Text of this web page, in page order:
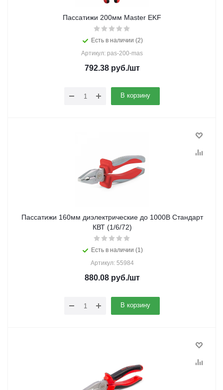
Пассатижи 200мм Master EKF
Есть в наличии (2)
Артикул: pas-200-mas
792.38руб./шт
В корзину
Пассатижи 160мм диэлектрические до 1000В Стандарт
КВТ (1/6/72)
Есть в наличии (1)
Артикул: 55984
880.08руб./шт
В корзину